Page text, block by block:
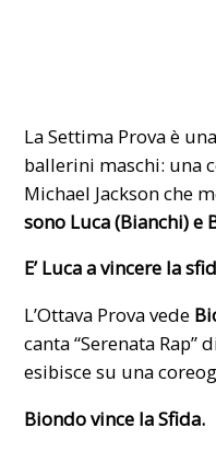
La Settima Prova è una
ballerini maschi: una
Michael Jackson che
sono Luca (Bianchi) e
E’ Luca a vincere la
L’Ottava Prova vede
canta “Serenata Rap”
esibisce su una
Biondo vince la Sfida.